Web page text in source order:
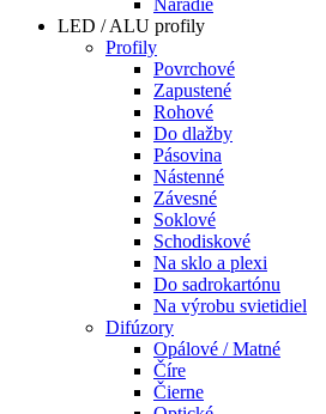
Náradie
LED / ALU profily
Profily
Povrchové
Zapustené
Rohové
Do dlažby
Pásovina
Nástenné
Závesné
Soklové
Schodiskové
Na sklo a plexi
Do sadrokartónu
Na výrobu svietidiel
Difúzory
Opálové / Matné
Číre
Čierne